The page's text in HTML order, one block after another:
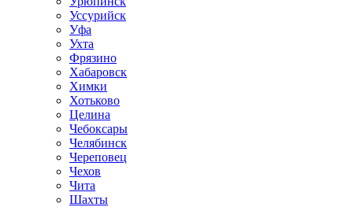
Уссурийск
Уфа
Ухта
Фрязино
Хабаровск
Химки
Хотьково
Целина
Чебоксары
Челябинск
Череповец
Чехов
Чита
Шахты